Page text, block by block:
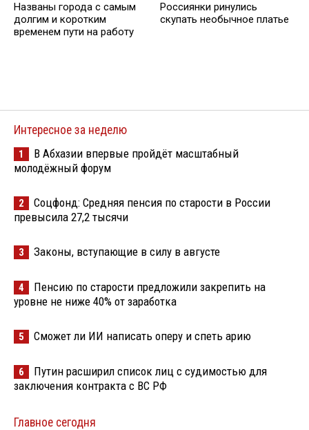
Названы города с самым
долгим и коротким
временем пути на работу
Россиянки ринулись
скупать необычное платье
Интересное за неделю
1
В Абхазии впервые пройдёт масштабный
молодёжный форум
2
Соцфонд: Средняя пенсия по старости в России
превысила 27,2 тысячи
3 Законы, вступающие в силу в августе
4
Пенсию по старости предложили закрепить на
уровне не ниже 40% от заработка
5 Сможет ли ИИ написать оперу и спеть арию
6
Путин расширил список лиц с судимостью для
заключения контракта с ВС РФ
Главное сегодня